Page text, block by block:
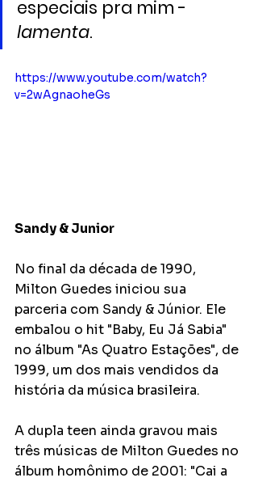
especiais pra mim -
lamenta.
https://www.youtube.com/watch?
v=2wAgnaoheGs
Sandy & Junior
No final da década de 1990,
Milton Guedes iniciou sua
parceria com Sandy & Júnior. Ele
embalou o hit "Baby, Eu Já Sabia"
no álbum "As Quatro Estações", de
1999, um dos mais vendidos da
história da música brasileira.
A dupla teen ainda gravou mais
três músicas de Milton Guedes no
álbum homônimo de 2001: "Cai a